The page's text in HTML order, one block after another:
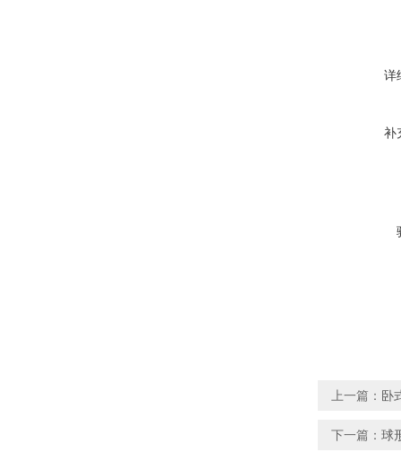
详
补
上一篇： 卧
下一篇： 球